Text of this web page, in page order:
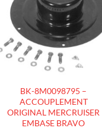
AJOUTER
À LA
LISTE
D’ENVIES
BK-8M0098795 –
ACCOUPLEMENT
ORIGINAL MERCRUISER
EMBASE BRAVO